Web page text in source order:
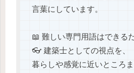
言葉にしています。
📖 難しい専門用語はできる
👓 建築士としての視点を、
暮らしや感覚に近いところ